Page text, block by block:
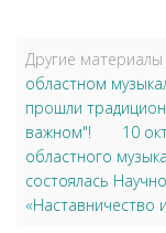
Другие материалы
областном
прошли
важном"!
10
областного
состоялась
«Наставничество